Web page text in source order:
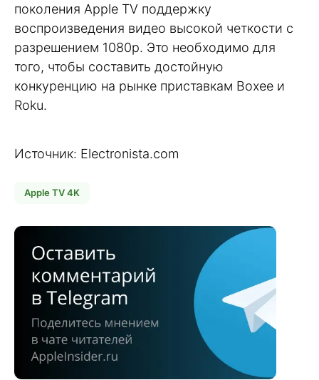
поколения Apple TV поддержку
воспроизведения видео высокой четкости с
разрешением 1080p. Это необходимо для
того, чтобы составить достойную
конкуренцию на рынке приставкам Boxee и
Roku.
Источник: Electronista.com
Apple TV 4K